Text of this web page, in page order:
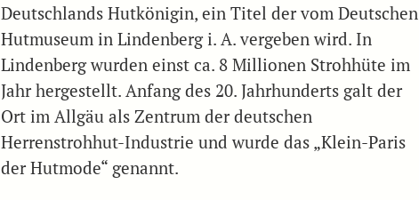
Deutschlands Hutkönigin, ein Titel der vom Deutschen
Hutmuseum in Lindenberg i. A. vergeben wird. In
Lindenberg wurden einst ca. 8 Millionen Strohhüte im
Jahr hergestellt. Anfang des 20. Jahrhunderts galt der
Ort im Allgäu als Zentrum der deutschen
Herrenstrohhut-Industrie und wurde das „Klein-Paris
der Hutmode“ genannt.